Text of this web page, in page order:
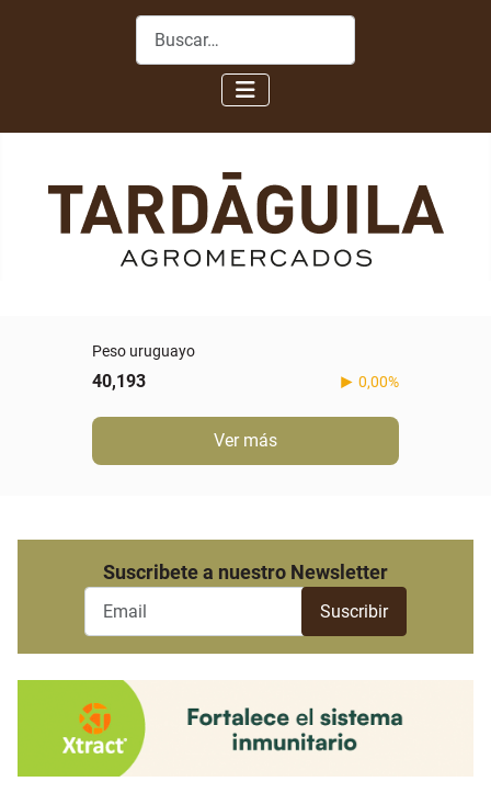
Buscar
Peso uruguayo
40,193 0,00%
Ver más
Suscribete a nuestro Newsletter